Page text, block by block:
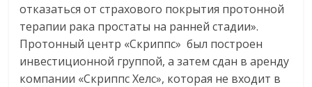
отказаться от страхового покрытия протонной
терапии рака простаты на ранней стадии».
Протонный центр «Скриппс» был построен
инвестиционной группой, а затем сдан в аренду
компании «Скриппс Хелс», которая не входит в